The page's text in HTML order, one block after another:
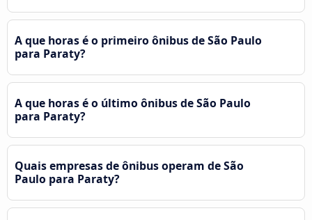
A que horas é o primeiro ônibus de São Paulo
para Paraty?
A que horas é o último ônibus de São Paulo
para Paraty?
Quais empresas de ônibus operam de São
Paulo para Paraty?